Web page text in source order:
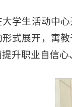
大学生活动中
式展开，寓
升职业自信心